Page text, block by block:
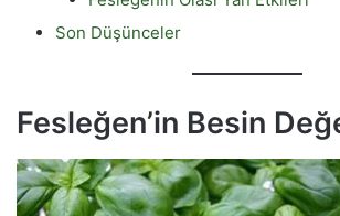
Son Düşünceler
Fesleğen’in Besin